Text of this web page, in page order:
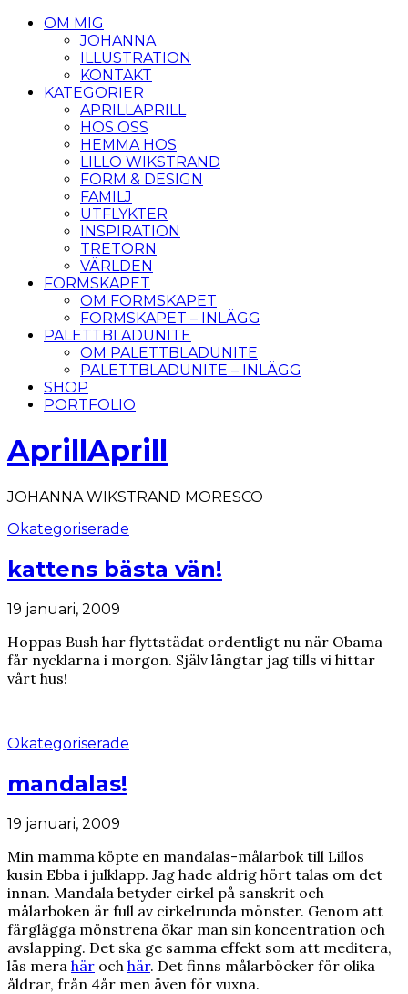
OM MIG
JOHANNA
ILLUSTRATION
KONTAKT
KATEGORIER
APRILLAPRILL
HOS OSS
HEMMA HOS
LILLO WIKSTRAND
FORM & DESIGN
FAMILJ
UTFLYKTER
INSPIRATION
TRETORN
VÄRLDEN
FORMSKAPET
OM FORMSKAPET
FORMSKAPET – INLÄGG
PALETTBLADUNITE
OM PALETTBLADUNITE
PALETTBLADUNITE – INLÄGG
SHOP
PORTFOLIO
AprillAprill
JOHANNA WIKSTRAND MORESCO
Okategoriserade
kattens bästa vän!
19 januari, 2009
Hoppas Bush har flyttstädat ordentligt nu när Obama
får nycklarna i morgon. Själv längtar jag tills vi hittar
vårt hus!
Okategoriserade
mandalas!
19 januari, 2009
Min mamma köpte en mandalas-målarbok till Lillos
kusin Ebba i julklapp. Jag hade aldrig hört talas om det
innan. Mandala betyder cirkel på sanskrit och
målarboken är full av cirkelrunda mönster. Genom att
färglägga mönstrena ökar man sin koncentration och
avslapping. Det ska ge samma effekt som att meditera,
läs mera här och här. Det finns målarböcker för olika
åldrar, från 4år men även för vuxna.